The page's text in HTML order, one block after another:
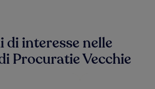
interesse nelle
Procuratie Vecchie